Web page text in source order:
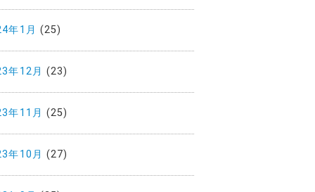
年1月 (25)
年12月 (23)
年11月 (25)
年10月 (27)